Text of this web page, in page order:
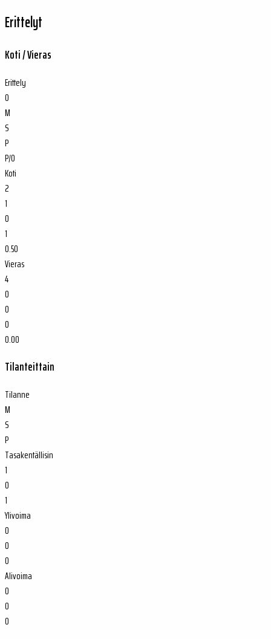
Erittelyt
Koti / Vieras
Erittely
O
M
S
P
P/O
Koti
2
1
0
1
0.50
Vieras
4
0
0
0
0.00
Tilanteittain
Tilanne
M
S
P
Tasakentällisin
1
0
1
Ylivoima
0
0
0
Alivoima
0
0
0